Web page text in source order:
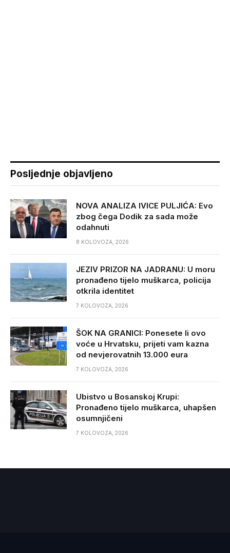
Posljednje objavljeno
NOVA ANALIZA IVICE PULJIĆA: Evo
zbog čega Dodik za sada može
odahnuti
8 KOLOVOZA, 2026
JEZIV PRIZOR NA JADRANU: U moru
pronađeno tijelo muškarca, policija
otkrila identitet
7 KOLOVOZA, 2026
ŠOK NA GRANICI: Ponesete li ovo
voće u Hrvatsku, prijeti vam kazna
od nevjerovatnih 13.000 eura
7 KOLOVOZA, 2026
Ubistvo u Bosanskoj Krupi:
Pronađeno tijelo muškarca, uhapšen
osumnjičeni
7 KOLOVOZA, 2026